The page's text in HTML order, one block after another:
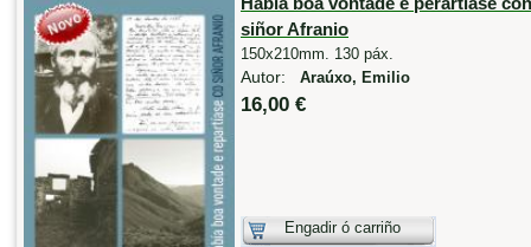
siñor Afranio
150x210mm. 130 páx.
Autor: Araúxo, Emilio
16,00 €
Engadir ó carriño